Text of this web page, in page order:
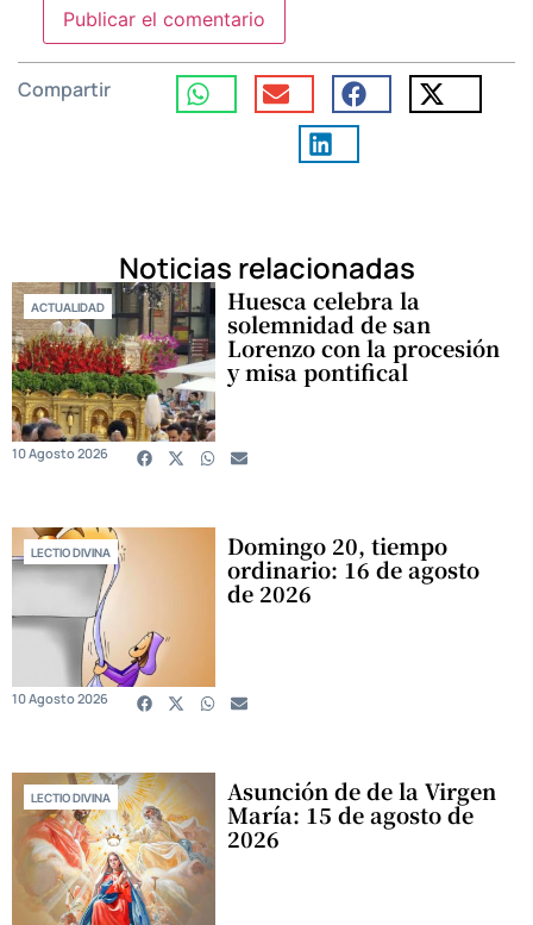
Compartir
Noticias relacionadas
ACTUALIDAD Huesca celebra la
solemnidad de san
Lorenzo con la procesión
y misa pontifical
10 Agosto 2026
LECTIO DIVINA Domingo 20, tiempo
ordinario: 16 de agosto
de 2026
10 Agosto 2026
LECTIO DIVINA Asunción de de la Virgen
María: 15 de agosto de
2026